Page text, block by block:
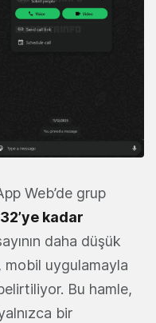
Web’de grup
32’ye kadar
daha düşük
mobil uygulamayla
Bu hamle,
bir